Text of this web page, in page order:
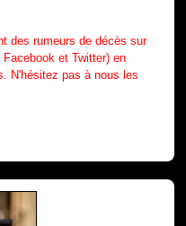
des rumeurs de décès sur
et Twitter) en
N'hésitez pas à nous les